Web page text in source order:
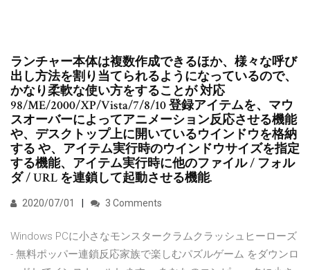
ランチャー本体は複数作成できるほか、様々な呼び
出し方法を割り当てられるようになっているので、
かなり柔軟な使い方をすることが 対応
98/ME/2000/XP/Vista/7/8/10 登録アイテムを、マウ
スオーバーによってアニメーション反応させる機能
や、デスクトップ上に開いているウインドウを格納
する や、アイテム実行時のウインドウサイズを指定
する機能、アイテム実行時に他のファイル / フォル
ダ / URL を連鎖して起動させる機能.
2020/07/01 3 Comments
Windows PCに小さなモンスタークラムクラッシュヒーローズ
- 無料ポッパー連鎖反応家族で楽しむパズルゲーム をダウンロ